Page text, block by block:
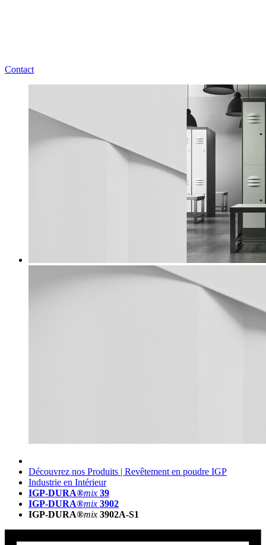
Contact
Découvrez nos Produits | Revêtement en poudre IGP
Industrie en Intérieur
IGP-DURA®mix 39
IGP-DURA®mix 3902
IGP-DURA®mix 3902A-S1